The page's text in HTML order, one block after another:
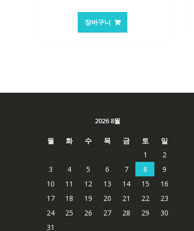
가
격:
장바구니
2026 8월
월 화 수 목 금 토
일
1
2
3
4 5 6 7 8
9
10
11 12 13 14 15
16
17
18 19 20 21 22
23
24
25 26 27 28 29
30
31